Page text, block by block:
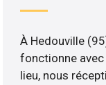
À Hedouville
fonctionne
lieu, nous